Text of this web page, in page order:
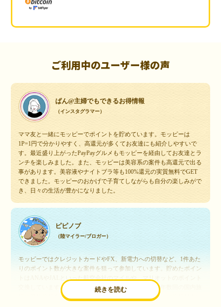
ご利用中のユーザー様の声
ぱん@主婦でもできるお得情報
（インスタグラマー）
ママ友と一緒にモッピーでポイントを貯めています。モッピーは
1P=1円で分かりやすく、高還元が多くてお友達にも紹介しやすいで
す。最近盛り上がったPayPayグルメもモッピーを経由してお友達とラ
ンチを楽しみました。また、モッピーは美容系の案件も高還元で出る
事があります。美容液やナイトブラ等も100%還元の実質無料でGET
できました。モッピーのおかげで子育てしながらも自分の楽しみがで
き、日々の生活が豊かになりました。
続きを読む
ピピノブ
（陸マイラー/ブロガー）
モッピーではクレジットカードやFX、新電力への切替など、1件あた
りのポイント数が大きな案件を狙って参加しています。貯めたポイン
交換しています。このようにすることで、ほぼ無料で年数回の国内旅
行や海外旅行を実現しています。モッピーは陸マイラーや旅行好きに